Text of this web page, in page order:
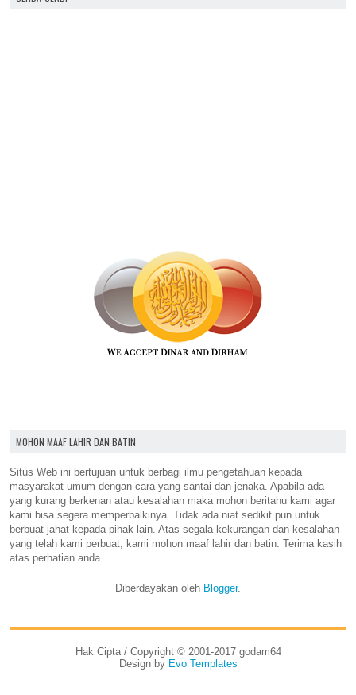
MOHON MAAF LAHIR DAN BATIN
Situs Web ini bertujuan untuk berbagi ilmu pengetahuan kepada
masyarakat umum dengan cara yang santai dan jenaka. Apabila ada
yang kurang berkenan atau kesalahan maka mohon beritahu kami agar
kami bisa segera memperbaikinya. Tidak ada niat sedikit pun untuk
berbuat jahat kepada pihak lain. Atas segala kekurangan dan kesalahan
yang telah kami perbuat, kami mohon maaf lahir dan batin. Terima kasih
atas perhatian anda.
Diberdayakan oleh Blogger.
Hak Cipta / Copyright © 2001-2017 godam64
Design by Evo Templates